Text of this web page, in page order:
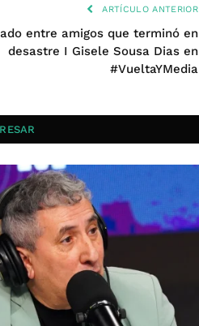
ARTÍCULO ANTERIOR
entre amigos que terminó en
desastre I Gisele Sousa Dias en
#VueltaYMedia